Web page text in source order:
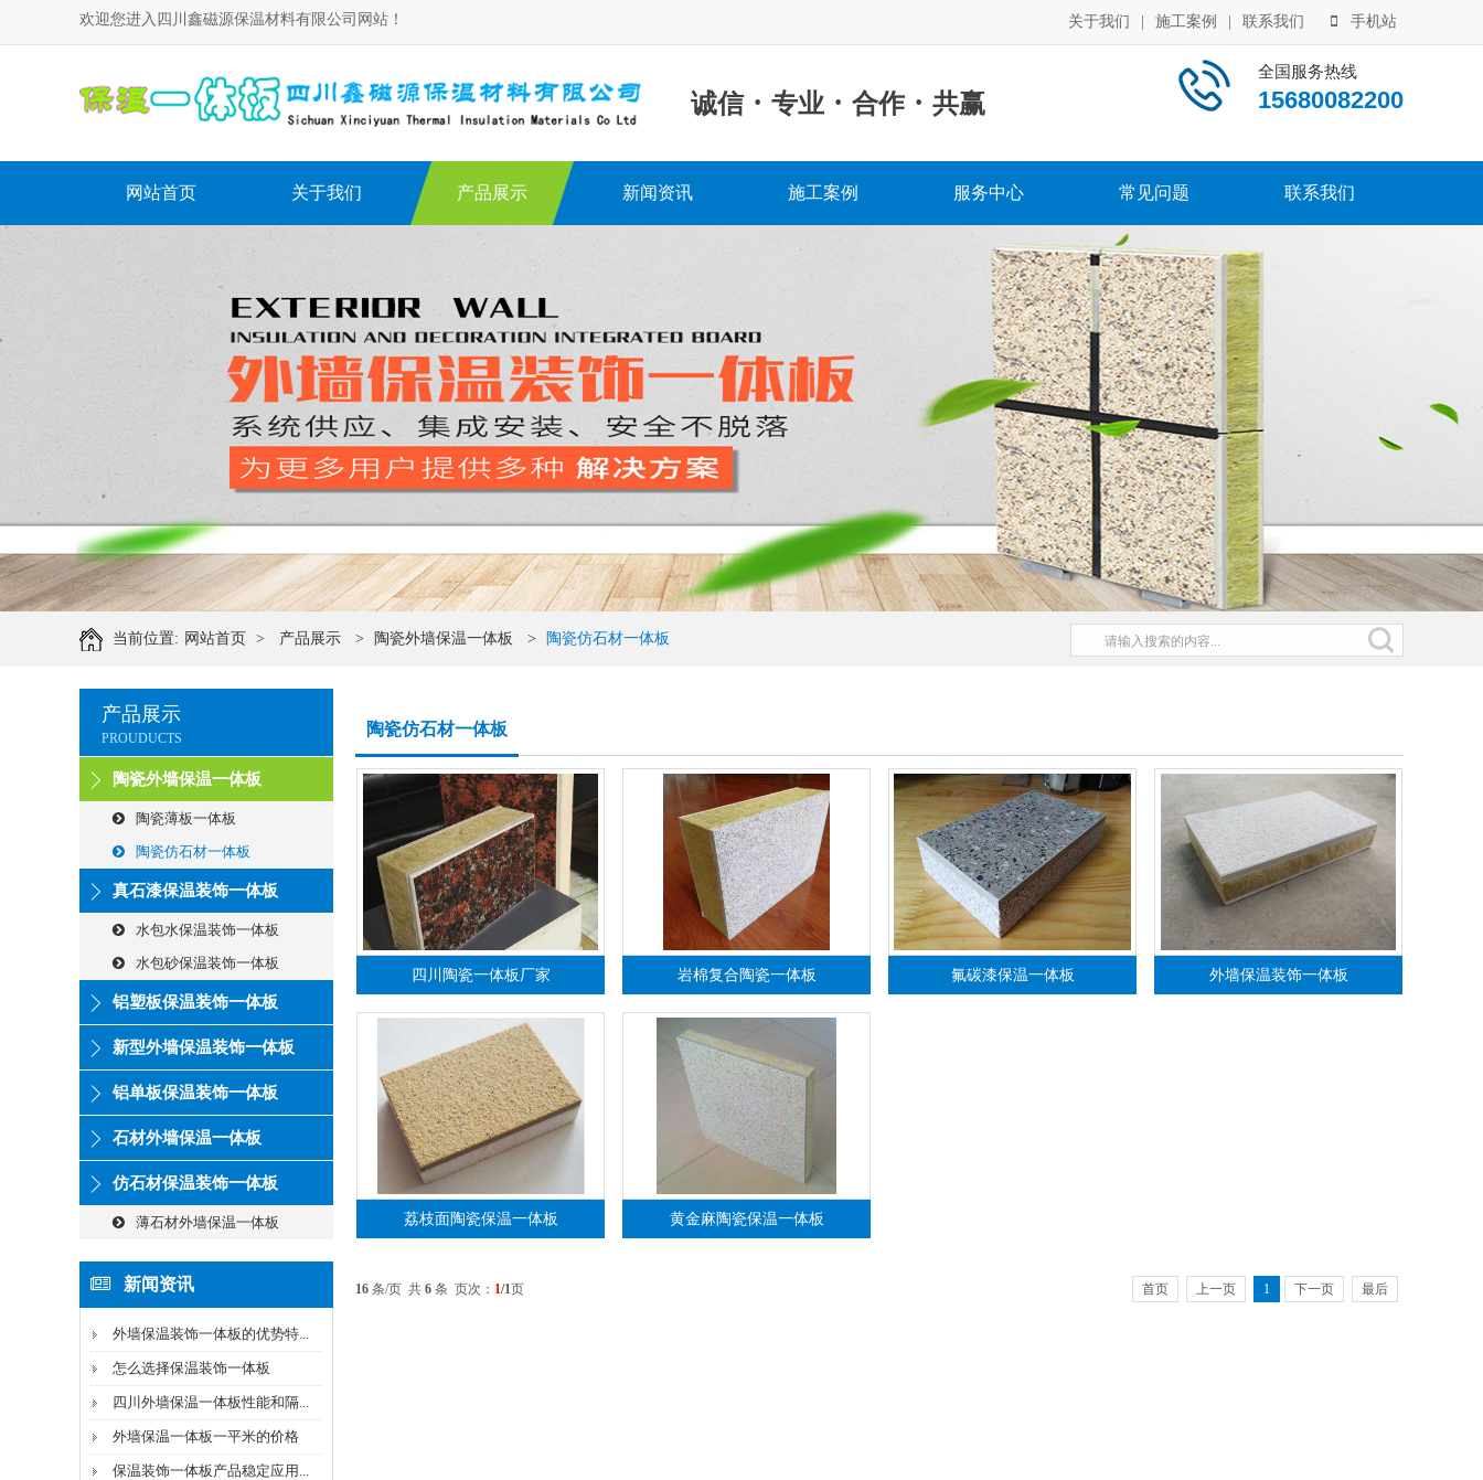
欢迎您进入四川鑫磁源保温材料有限公司网站！ 关于我们 施工案例 联系我们 手机站
诚信 · 专业 · 合作 · 共赢
全国服务热线
15680082200
网站首页 关于我们 产品展示 新闻资讯 施工案例 服务中心 常见问题 联系我们
当前位置: 网站首页 > 产品展示 > 陶瓷外墙保温一体板 > 陶瓷仿石材一体板
产品展示
PROUDUCTS
陶瓷外墙保温一体板
陶瓷薄板一体板
陶瓷仿石材一体板
真石漆保温装饰一体板
水包水保温装饰一体板
水包砂保温装饰一体板
铝塑板保温装饰一体板
新型外墙保温装饰一体板
铝单板保温装饰一体板
石材外墙保温一体板
仿石材保温装饰一体板
薄石材外墙保温一体板
新闻资讯
外墙保温装饰一体板的优势特...
怎么选择保温装饰一体板
四川外墙保温一体板性能和隔...
外墙保温一体板一平米的价格
保温装饰一体板产品稳定应用...
陶瓷仿石材一体板
四川陶瓷一体板厂家 岩棉复合陶瓷一体板 氟碳漆保温一体板 外墙保温装饰一体板
荔枝面陶瓷保温一体板 黄金麻陶瓷保温一体板
16 条/页 共 6 条 页次： 1/1页 首页 上一页 1 下一页 最后